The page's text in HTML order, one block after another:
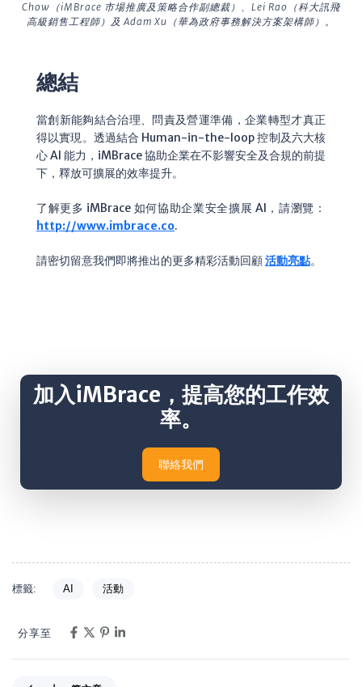
Chow（iMBrace 市場推廣及策略合作副總裁）、Lei Rao（科大訊飛
高級銷售工程師）及 Adam Xu（華為政府事務解決方案架構師）。
總結
當創新能夠結合治理、問責及營運準備，企業轉型才真正
得以實現。透過結合 Human-in-the-loop 控制及六大核
心 AI 能力，iMBrace 協助企業在不影響安全及合規的前提
下，釋放可擴展的效率提升。
了解更多 iMBrace 如何協助企業安全擴展 AI，請瀏覽：
http://www.imbrace.co.
請密切留意我們即將推出的更多精彩活動回顧活動亮點。
加入iMBrace，提高您的工作效
率。
聯絡我們
標籤: AI 活動
分享至